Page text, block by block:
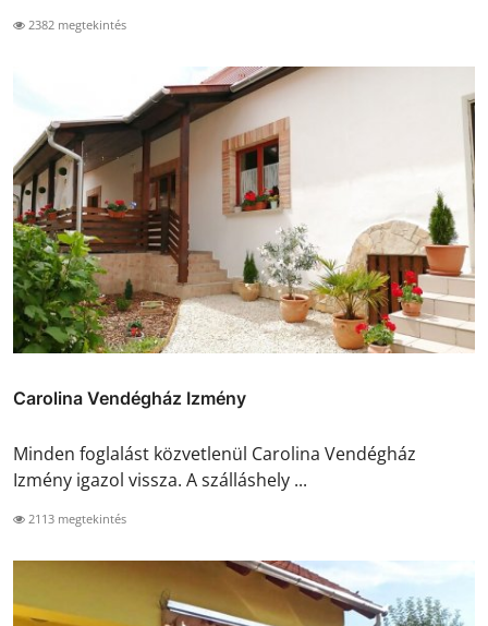
2382 megtekintés
Carolina Vendégház Izmény
Minden foglalást közvetlenül Carolina Vendégház
Izmény igazol vissza. A szálláshely ...
2113 megtekintés